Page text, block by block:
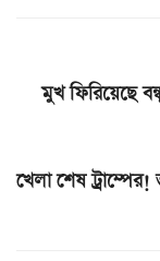
মুখ ফিরিয়েছে
খেলা শেষ